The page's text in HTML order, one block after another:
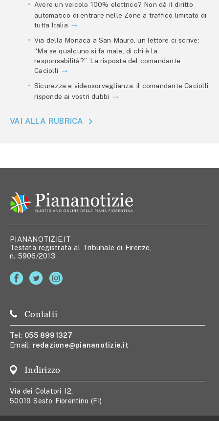
Avere un veicolo 100% elettrico? Non dà il diritto
automatico di entrare nelle Zone a traffico limitato di
tutta Italia
Via della Monaca a San Mauro, un lettore ci scrive:
“Ma se qualcuno si fa male, di chi è la
responsabilità?”. La risposta del comandante
Caciolli
Sicurezza e videosorveglianza: il comandante Caciolli
risponde ai vostri dubbi
VAI ALLA RUBRICA
PIANANOTIZIE.IT
Testata registrata al Tribunale di Firenze,
n. 5906/2013
Contatti
Tel: 055 8991327
Email: redazione@piananotizie.it
Indirizzo
Via dei Colatori 12,
50019 Sesto Fiorentino (FI)